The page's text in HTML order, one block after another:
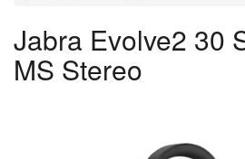
Jabra Evolve2 30
MS Stereo